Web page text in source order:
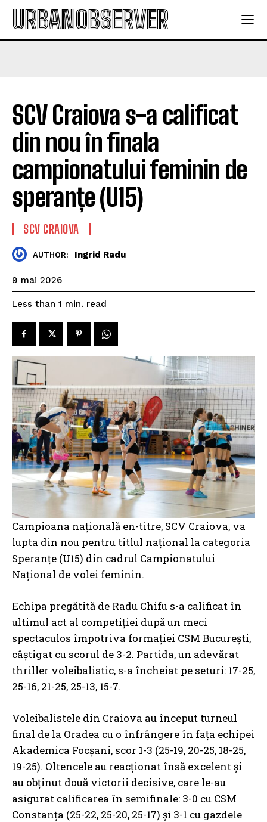
URBANOBSERVER
SCV Craiova s-a calificat
din nou în finala
campionatului feminin de
speranțe (U15)
SCV CRAIOVA
AUTHOR: Ingrid Radu
9 mai 2026
Less than 1 min. read
Campioana națională en-titre, SCV Craiova, va
lupta din nou pentru titlul național la categoria
Speranțe (U15) din cadrul Campionatului
Național de volei feminin.
Echipa pregătită de Radu Chifu s-a calificat în
ultimul act al competiției după un meci
spectaculos împotriva formației CSM București,
câștigat cu scorul de 3-2. Partida, un adevărat
thriller voleibalistic, s-a încheiat pe seturi: 17-25,
25-16, 21-25, 25-13, 15-7.
Voleibalistele din Craiova au început turneul
final de la Oradea cu o înfrângere în fața echipei
Akademica Focșani, scor 1-3 (25-19, 20-25, 18-25,
19-25). Oltencele au reacționat însă excelent și
au obținut două victorii decisive, care le-au
asigurat calificarea în semifinale: 3-0 cu CSM
Constanța (25-22, 25-20, 25-17) și 3-1 cu gazdele